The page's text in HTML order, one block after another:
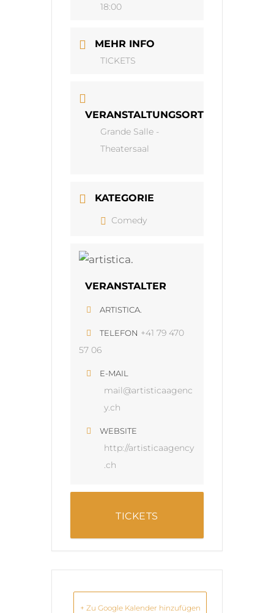
18:00
MEHR INFO
TICKETS
VERANSTALTUNGSORT
Grande Salle -
Theatersaal
KATEGORIE
Comedy
VERANSTALTER
ARTISTICA.
TELEFON +41 79 470
57 06
E-MAIL
mail@artisticaagenc
y.ch
WEBSITE
http://artisticaagency
.ch
TICKETS
+ Zu Google Kalender hinzufügen